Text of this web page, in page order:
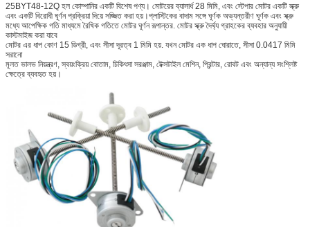
25BYT48-12Q হল কোম্পানির একটি বিশেষ পণ্য। মোটরের ব্যাসার্ধ 28 মিমি, এবং স্টেপার মোটর একটি স্ক্রু
এবং একটি বিরোধী ঘূর্ণন প্রক্রিয়া দিয়ে সজ্জিত করা হয়।প্লাস্টিকের বাদাম সঙ্গে ঘূর্ণক অভ্যন্তরীণ ঘূর্ণক এবং স্ক্রু
মধ্যে আপেক্ষিক গতি মাধ্যমে রৈখিক গতিতে মোটর ঘূর্ণন রূপান্তর. মোটর স্ক্রু দৈর্ঘ্য গ্রাহকের ব্যবহার অনুযায়ী
কাস্টমাইজ করা যাবে
মোটর এর ধাপ কোণ 15 ডিগ্রী, এবং সীসা দূরত্ব 1 মিমি হয়. যখন মোটর এক ধাপ ঘোরাতে, সীসা 0.0417 মিমি
সরানো
মূলত ভালভ নিয়ন্ত্রণ, স্বয়ংক্রিয় বোতাম, চিকিৎসা সরঞ্জাম, টেক্সটাইল মেশিন, প্রিন্টার, রোবট এবং অন্যান্য সংশ্লিষ্ট
ক্ষেত্রে ব্যবহৃত হয়।